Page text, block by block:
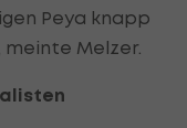
Peya knapp
meinte Melzer.